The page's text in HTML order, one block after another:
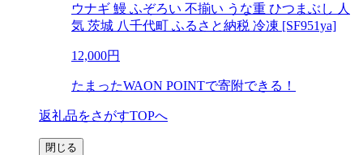
ウナギ 鰻 ふぞろい 不揃い うな重 ひつまぶし 人
気 茨城 八千代町 ふるさと納税 冷凍 [SF951ya]
12,000円
たまったWAON POINTで寄附できる！
返礼品をさがすTOPへ
閉じる